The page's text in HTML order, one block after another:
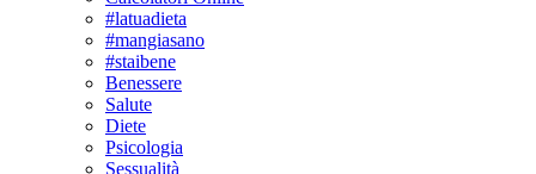
#latuadieta
#mangiasano
#staibene
Benessere
Salute
Diete
Psicologia
Sessualità